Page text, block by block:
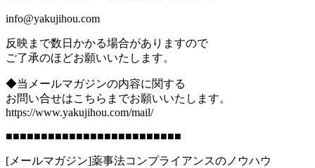
info@yakujihou.com
反映まで数日かかる場合がありますので
ご了承のほどお願いいたします。
◆当メールマガジンの内容に関する
お問い合せはこちらまでお願いいたします。
https://www.yakujihou.com/mail/
■■■■■■■■■■■■■■■■■■■■■■■■■
[メールマガジン]薬事法コンプライアンスのノウハウ